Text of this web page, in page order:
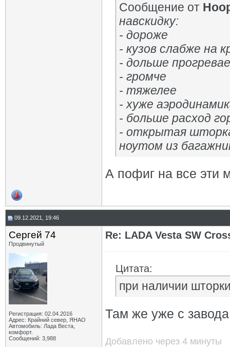
Сообщение от
навскидку:
- дороже
- кузов слабже на
- дольше
- громче
- тяжелее
- хуже
- больше расход
- открытая
ноутом из
А пофиг на все эти
09.12.2021, 19:46
Сергей 74
Продвинутый
Регистрация: 02.04.2016
Адрес: Крайний север, ЯНАО
Автомобиль: Лада Веста,
комфорт.
Сообщений: 3,988
Re: LADA Vesta SW
Цитата:
при наличии
Там же уже с
Добавлено через 4 минуты